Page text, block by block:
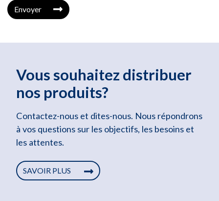
Envoyer
Vous souhaitez distribuer
nos produits?
Contactez-nous et dites-nous. Nous répondrons
à vos questions sur les objectifs, les besoins et
les attentes.
SAVOIR PLUS